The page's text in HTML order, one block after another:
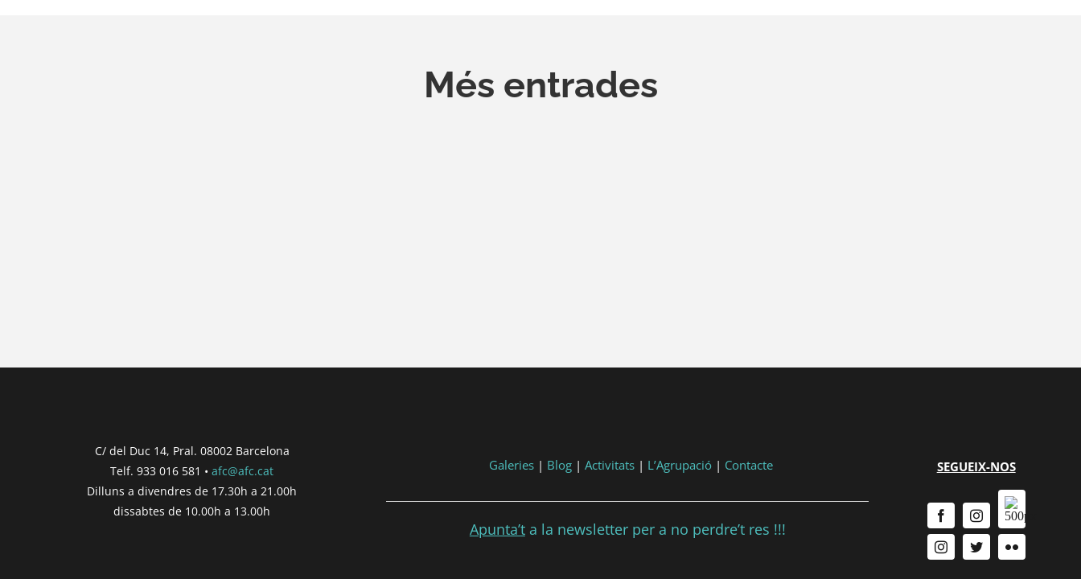
Més entrades
C/ del Duc 14, Pral. 08002 Barcelona
Telf. 933 016 581 •afc@afc.cat
Dilluns a divendres de 17.30h a 21.00h
dissabtes de 10.00h a 13.00h
Galeries| Blog| Activitats| L’Agrupació| Contacte
Apunta’ta la newsletter per a no perdre’t res !!!
SEGUEIX-NOS